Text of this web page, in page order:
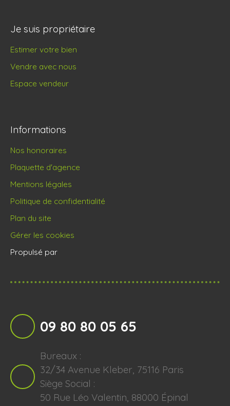
Je suis propriétaire
Estimer votre bien
Vendre avec nous
Espace vendeur
Informations
Nos honoraires
Plaquette d'agence
Mentions légales
Politique de confidentialité
Plan du site
Gérer les cookies
Propulsé par
09 80 80 05 65
Bureaux :
32/34 Avenue Kleber, 75116 Paris
Siège Social :
50 Rue Léo Valentin, 88000 Épinal